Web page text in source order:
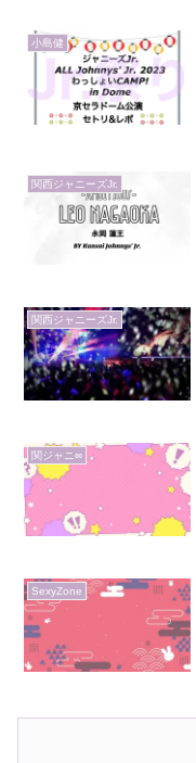
小島健
関西ジャニーズJr.
関西ジャニーズJr.
関ジャニ∞
SexyZone